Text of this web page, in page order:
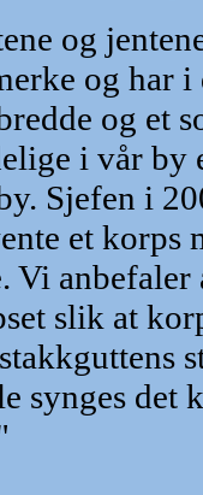
og
og har i
og et
i vår by
Sjefen i
et korps
Vi
slik at
synges det